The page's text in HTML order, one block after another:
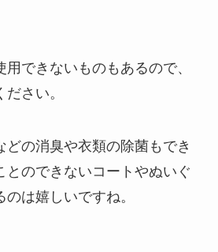
用できないものもあるので、
さい。
どの消臭や衣類の除菌もでき
とのできないコートやぬいぐ
は嬉しいですね。